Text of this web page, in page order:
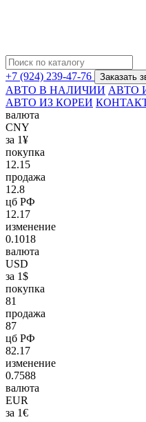
+7 (924) 239-47-76 Заказать
АВТО В НАЛИЧИИ АВТО
АВТО ИЗ КОРЕИ
валюта
CNY
за 1¥
покупка
12.15
продажа
12.8
цб РФ
12.17
изменение
0.1018
валюта
USD
за 1$
покупка
81
продажа
87
цб РФ
82.17
изменение
0.7588
валюта
EUR
за 1€